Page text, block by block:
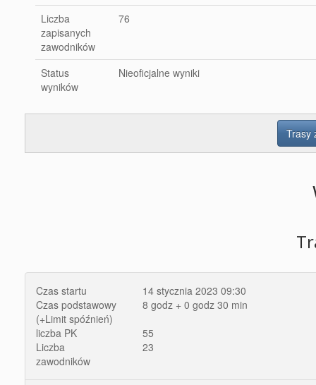
Liczba
zapisanych
zawodników
76
Status
wyników
Nieoficjalne wyniki
Trasy
Czas startu
14 stycznia 2023 09:30
Czas podstawowy
(+Limit spóźnień)
8 godz + 0 godz 30 min
liczba PK
55
Liczba
zawodników
23